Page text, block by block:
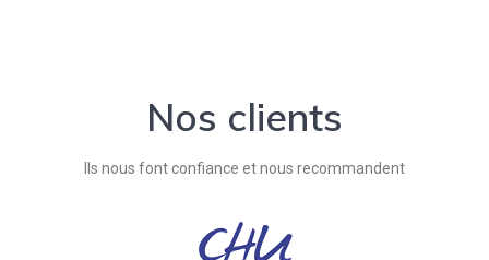
Nos clients
Ils nous font confiance et nous recommandent